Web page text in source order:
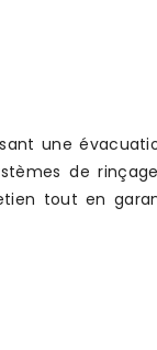
une
de
tout en